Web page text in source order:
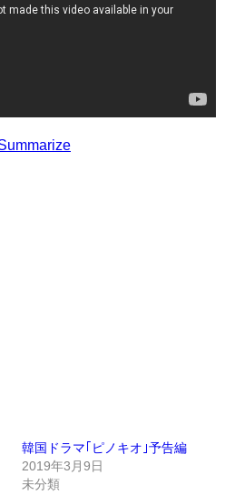
韓国ドラマ｢ピノキオ｣予告編
2019年3月9日
未分類